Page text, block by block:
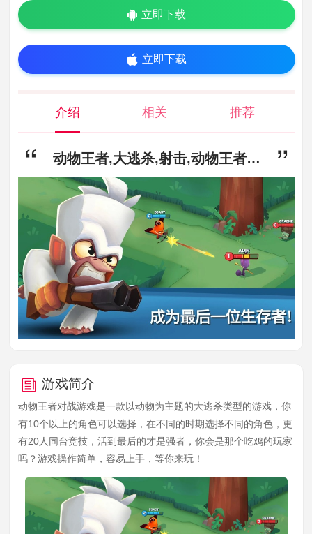
立即下载
立即下载
介绍 相关 推荐
动物王者,大逃杀,射击,动物王者最新版本游戏2022(Zooba)下载
游戏简介
动物王者对战游戏是一款以动物为主题的大逃杀类型的游戏，你
有10个以上的角色可以选择，在不同的时期选择不同的角色，更
有20人同台竞技，活到最后的才是强者，你会是那个吃鸡的玩家
吗？游戏操作简单，容易上手，等你来玩！